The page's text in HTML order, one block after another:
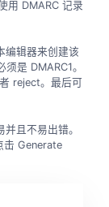
用 DMARC 记录
编辑器来创建该
是 DMARC1。
reject。最后可
且不易出错。
击 Generate